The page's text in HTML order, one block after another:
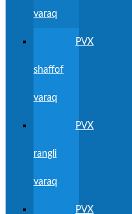
varaq
PVX
shaffof
varaq
PVX
rangli
varaq
PVX